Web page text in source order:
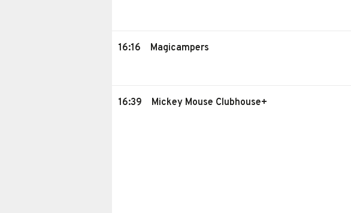
16:16 Magicampers
16:39 Mickey Mouse Clubhouse+